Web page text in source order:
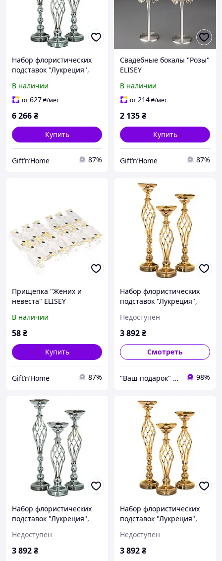
Набор флористических
подставок "Лукреция",
В наличии
от627₴/мес
6 266₴
Купить
Gift’n’Home 87%
Свадебные бокалы "Розы"
ELISEY
В наличии
от214₴/мес
2 135₴
Купить
Gift’n’Home 87%
Прищепка "Жених и
невеста" ELISEY
В наличии
58₴
Купить
Gift’n’Home 87%
Набор флористических
подставок "Лукреция",
Недоступен
3 892₴
Смотреть
"Ваш подарок" Перед заказом уточняйте наличие и срок доставки 98%
Набор флористических
подставок "Лукреция",
Недоступен
3 892₴
Набор флористических
подставок "Лукреция",
Недоступен
3 892₴